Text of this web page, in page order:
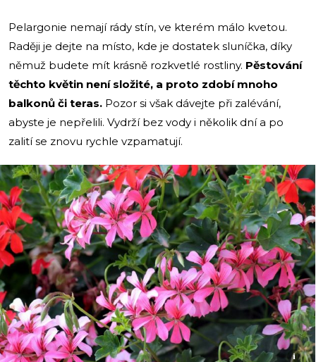
Pelargonie nemají rády stín, ve kterém málo kvetou.
Raději je dejte na místo, kde je dostatek sluníčka, díky
němuž budete mít krásně rozkvetlé rostliny. Pěstování
těchto květin není složité, a proto zdobí mnoho
balkonů či teras. Pozor si však dávejte při zalévání,
abyste je nepřelili. Vydrží bez vody i několik dní a po
zalití se znovu rychle vzpamatují.
i